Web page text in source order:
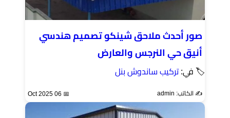
صور أحدث ملاحق شينكو تصميم هندسي
أنيق حي النرجس والعارض
🏷 في:تركيب ساندوش بنل
✍️ الكاتب: admin 📅 06 Oct 2025